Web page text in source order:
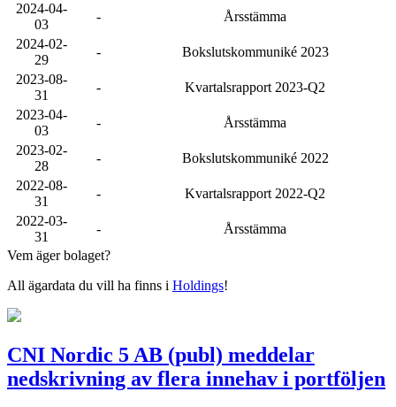
2024-04-
03
-
Årsstämma
2024-02-
29
-
Bokslutskommuniké 2023
2023-08-
31
-
Kvartalsrapport 2023-Q2
2023-04-
03
-
Årsstämma
2023-02-
28
-
Bokslutskommuniké 2022
2022-08-
31
-
Kvartalsrapport 2022-Q2
2022-03-
31
-
Årsstämma
Vem äger bolaget?
All ägardata du vill ha finns i Holdings!
CNI Nordic 5 AB (publ) meddelar
nedskrivning av flera innehav i portföljen